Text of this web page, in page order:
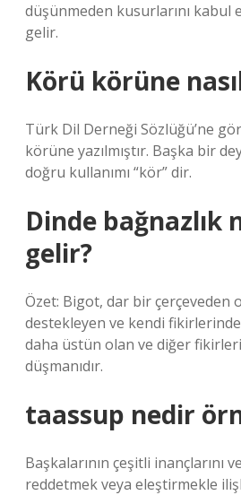
düşünmeden kusurlarını kabul
gelir.
Körü körüne
Türk Dil Derneği Sözlüğü’ne
körüne yazılmıştır. Başka bir
doğru kullanımı “kör” dir.
Dinde bağnazlık
gelir?
Özet: Bigot, dar bir çerçeveden
destekleyen ve kendi
daha üstün olan ve diğer
düşmanıdır.
taassup nedir
Başkalarının çeşitli inançlarını
reddetmek veya eleştirmekle